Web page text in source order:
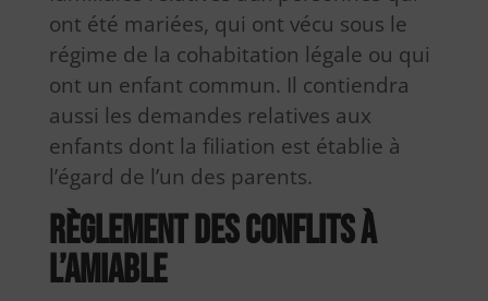
ont été mariées, qui ont vécu sous le
régime de la cohabitation légale ou qui
ont un enfant commun. Il contiendra
aussi les demandes relatives aux
enfants dont la filiation est établie à
l’égard de l’un des parents.
Règlement des conflits à
l’amiable